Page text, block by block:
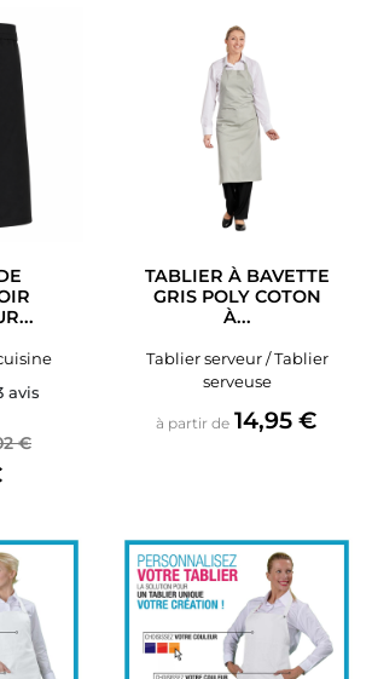
avis
de base
€Prix
TABLIER À BAVETTE
GRIS POLY COTON
À...
Tablier serveur / Tablier
serveuse
à partir de Prix
14,95 €